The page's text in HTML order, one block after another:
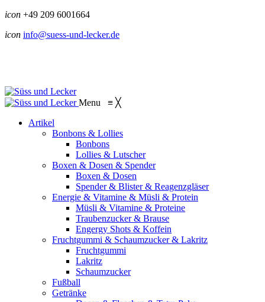
icon +49 209 6001664
icon info@suess-und-lecker.de
Menu ≡ ╳
Artikel
Bonbons & Lollies
Bonbons
Lollies & Lutscher
Boxen & Dosen & Spender
Boxen & Dosen
Spender & Blister & Reagenzgläser
Energie & Vitamine & Müsli & Protein
Müsli & Vitamine & Proteine
Traubenzucker & Brause
Engergy Shots & Koffein
Fruchtgummi & Schaumzucker & Lakritz
Fruchtgummi
Lakritz
Schaumzucker
Fußball
Getränke